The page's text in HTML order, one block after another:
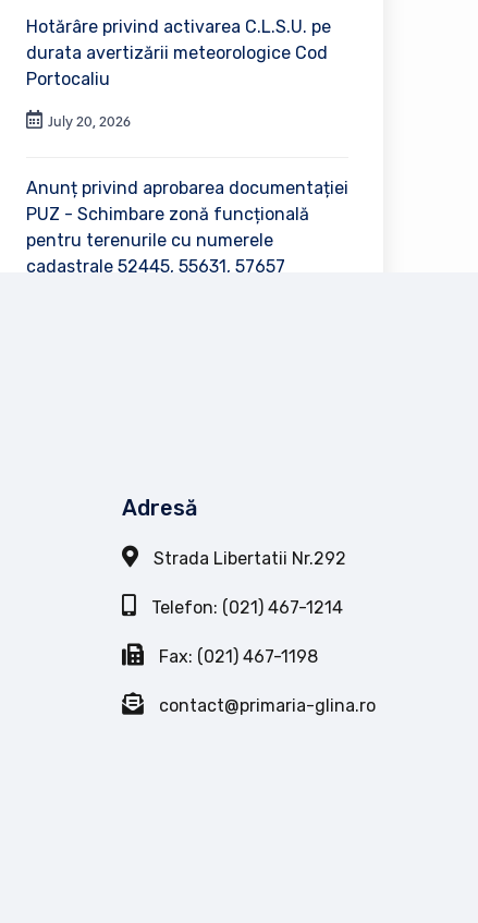
Hotărâre privind activarea C.L.S.U. pe
durata avertizării meteorologice Cod
Portocaliu
July 20, 2026
Anunț privind aprobarea documentației
PUZ - Schimbare zonă funcțională
pentru terenurile cu numerele
cadastrale 52445, 55631, 57657
Adresă
Strada Libertatii Nr.292
Telefon: (021) 467-1214
Fax: (021) 467-1198
contact@primaria-glina.ro